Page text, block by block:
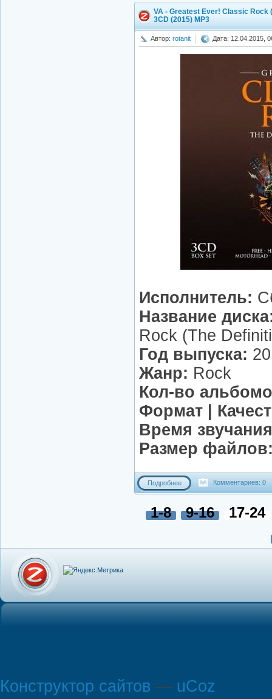
VA - Greatest Ever! Classic Rock
3CD (2015) MP3
Автор: rotanit Дата: 12.04.2015,
Исполнитель:
Название
Rock (The
Год выпуска:
Жанр: Rock
Кол-во
Формат |
Время
Размер
Подробнее Комментариев: 0
1-8 9-16 17-24
Конструктор сайтов — uCoz